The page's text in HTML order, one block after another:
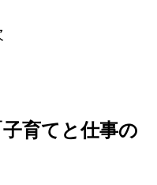
育てと仕事の